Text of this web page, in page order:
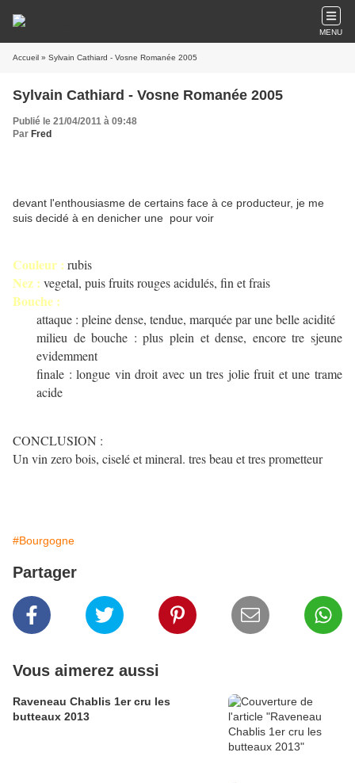
MENU
Accueil » Sylvain Cathiard - Vosne Romanée 2005
Sylvain Cathiard - Vosne Romanée 2005
Publié le 21/04/2011 à 09:48
Par Fred
devant l'enthousiasme de certains face à ce producteur, je me
suis decidé à en denicher une pour voir
Couleur : rubis
Nez : vegetal, puis fruits rouges acidulés, fin et frais
Bouche :
attaque : pleine dense, tendue, marquée par une belle acidité
milieu de bouche : plus plein et dense, encore tre sjeune
evidemment
finale : longue vin droit avec un tres jolie fruit et une trame
acide
CONCLUSION :
Un vin zero bois, ciselé et mineral. tres beau et tres prometteur
#Bourgogne
Partager
Vous aimerez aussi
Raveneau Chablis 1er cru les
butteaux 2013